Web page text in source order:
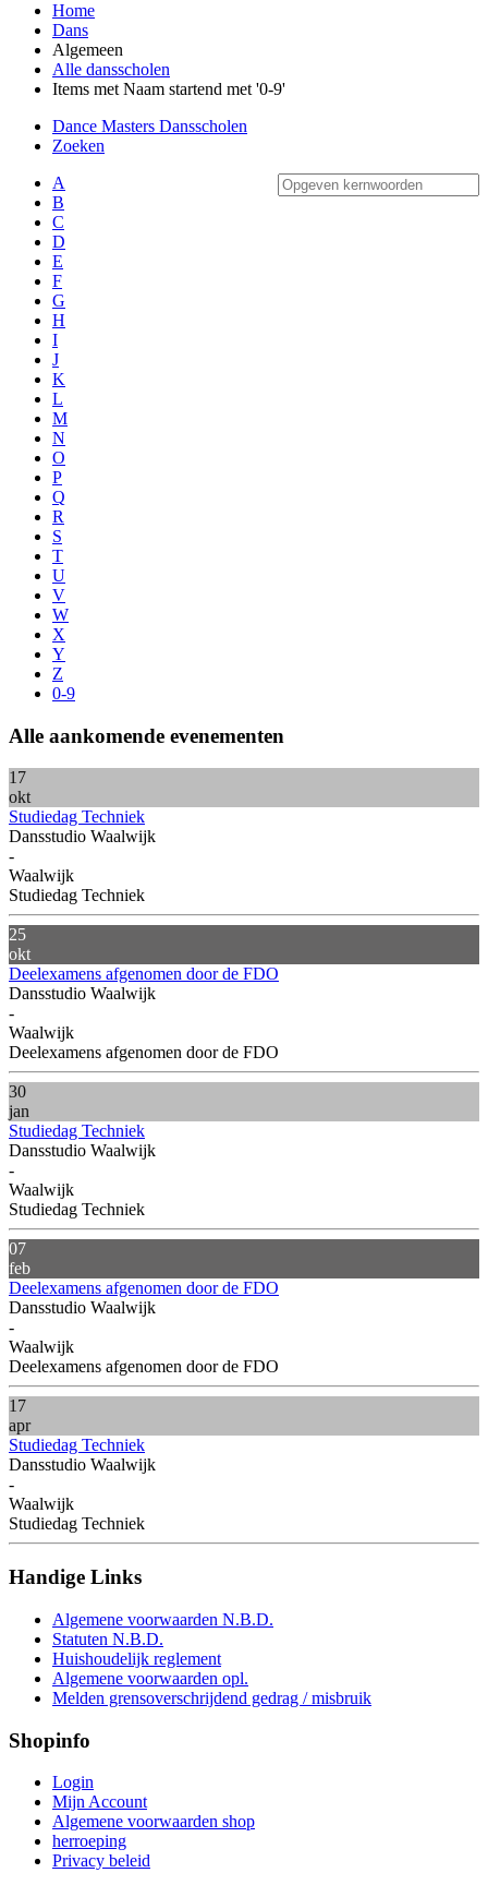
Home
Dans
Algemeen
Alle dansscholen
Items met Naam startend met '0-9'
Dance Masters Dansscholen
Zoeken
A
B
C
D
E
F
G
H
I
J
K
L
M
N
O
P
Q
R
S
T
U
V
W
X
Y
Z
0-9
Alle aankomende evenementen
17
okt
Studiedag Techniek
Dansstudio Waalwijk
-
Waalwijk
Studiedag Techniek
25
okt
Deelexamens afgenomen door de FDO
Dansstudio Waalwijk
-
Waalwijk
Deelexamens afgenomen door de FDO
30
jan
Studiedag Techniek
Dansstudio Waalwijk
-
Waalwijk
Studiedag Techniek
07
feb
Deelexamens afgenomen door de FDO
Dansstudio Waalwijk
-
Waalwijk
Deelexamens afgenomen door de FDO
17
apr
Studiedag Techniek
Dansstudio Waalwijk
-
Waalwijk
Studiedag Techniek
Handige Links
Algemene voorwaarden N.B.D.
Statuten N.B.D.
Huishoudelijk reglement
Algemene voorwaarden opl.
Melden grensoverschrijdend gedrag / misbruik
Shopinfo
Login
Mijn Account
Algemene voorwaarden shop
herroeping
Privacy beleid